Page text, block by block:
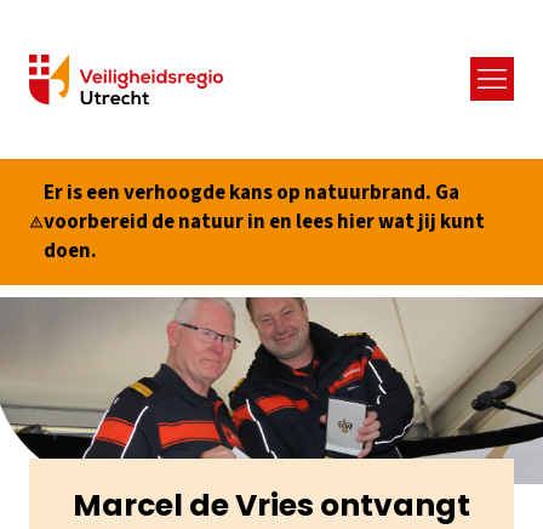
Menu
Er is een verhoogde kans op natuurbrand. Ga
voorbereid de natuur in en lees hier wat jij kunt
doen.
Marcel de Vries ontvangt